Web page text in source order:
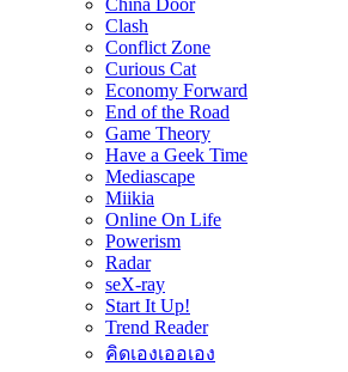
China Door
Clash
Conflict Zone
Curious Cat
Economy Forward
End of the Road
Game Theory
Have a Geek Time
Mediascape
Miikia
Online On Life
Powerism
Radar
seX-ray
Start It Up!
Trend Reader
คิดเองเออเอง